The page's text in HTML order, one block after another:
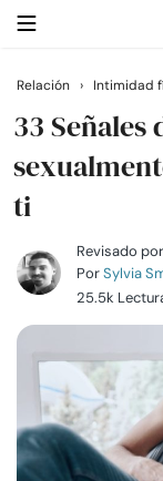
Buscar
Casarse
Relaciones
Familia
Ayuda
Cursos
Relación › Intimidad
33
ti
Revisado por
PorSylvia
25.5k